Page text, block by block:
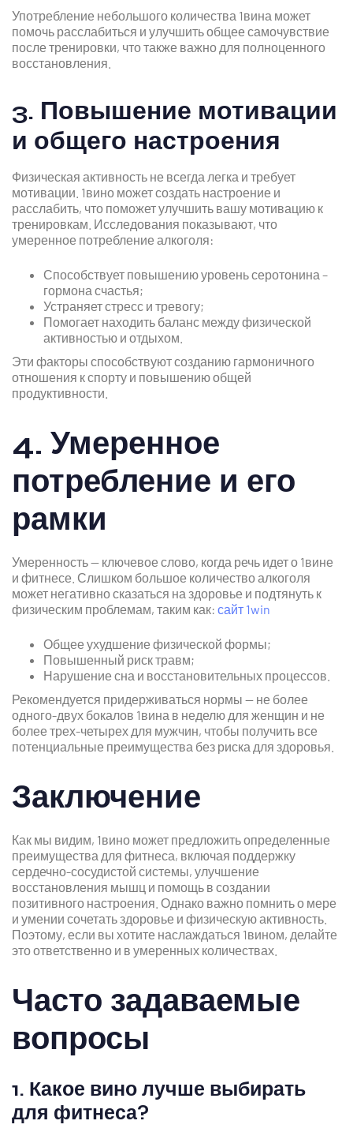
Употребление небольшого количества 1вина может
помочь расслабиться и улучшить общее самочувствие
после тренировки, что также важно для полноценного
восстановления.
3. Повышение мотивации
и общего настроения
Физическая активность не всегда легка и требует
мотивации. 1вино может создать настроение и
расслабить, что поможет улучшить вашу мотивацию к
тренировкам. Исследования показывают, что
умеренное потребление алкоголя:
Способствует повышению уровень серотонина –
гормона счастья;
Устраняет стресс и тревогу;
Помогает находить баланс между физической
активностью и отдыхом.
Эти факторы способствуют созданию гармоничного
отношения к спорту и повышению общей
продуктивности.
4. Умеренное
потребление и его
рамки
Умеренность — ключевое слово, когда речь идет о 1вине
и фитнесе. Слишком большое количество алкоголя
может негативно сказаться на здоровье и подтянуть к
физическим проблемам, таким как: сайт 1win
Общее ухудшение физической формы;
Повышенный риск травм;
Нарушение сна и восстановительных процессов.
Рекомендуется придерживаться нормы — не более
одного-двух бокалов 1вина в неделю для женщин и не
более трех-четырех для мужчин, чтобы получить все
потенциальные преимущества без риска для здоровья.
Заключение
Как мы видим, 1вино может предложить определенные
преимущества для фитнеса, включая поддержку
сердечно-сосудистой системы, улучшение
восстановления мышц и помощь в создании
позитивного настроения. Однако важно помнить о мере
и умении сочетать здоровье и физическую активность.
Поэтому, если вы хотите наслаждаться 1вином, делайте
это ответственно и в умеренных количествах.
Часто задаваемые
вопросы
1. Какое вино лучше выбирать
для фитнеса?